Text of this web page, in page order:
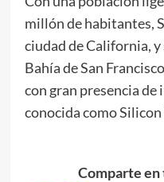
millón de habitantes,
ciudad de California, y
Bahía de San
con gran presencia
conocida como Silicon
Comparte en